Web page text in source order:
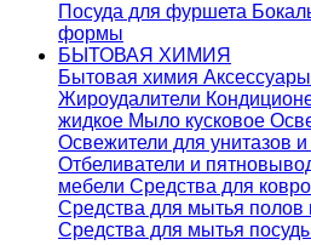
Посуда для фуршета
формы
БЫТОВАЯ ХИМИЯ
Бытовая химия
Жироудалители
жидкое Мыло кусковое
Освежители для унитазов и
Отбеливатели и
мебели Средства для
Средства для мытья полов
Средства для мытья